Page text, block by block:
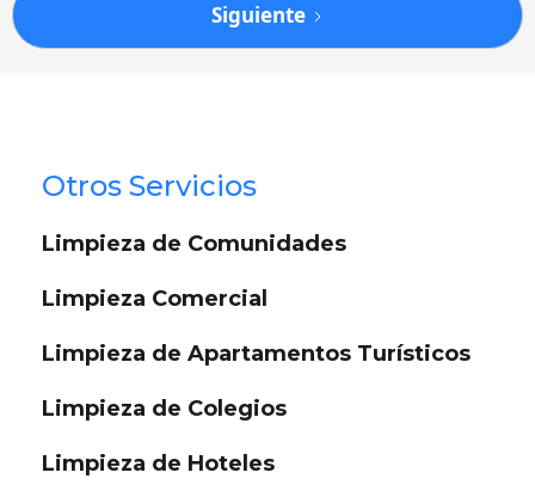
Siguiente
Otros Servicios
Limpieza de Comunidades
Limpieza Comercial
Limpieza de Apartamentos Turísticos
Limpieza de Colegios
Limpieza de Hoteles